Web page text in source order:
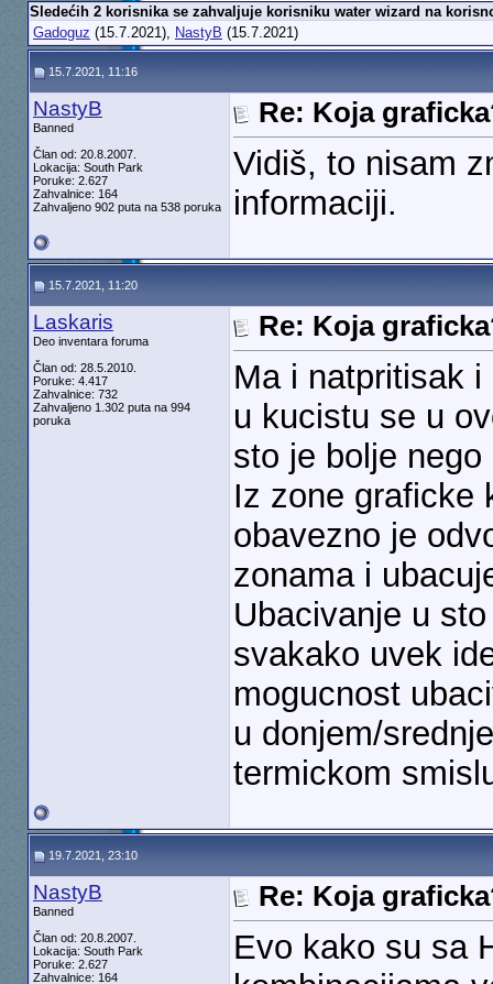
Sledećih 2 korisnika se zahvaljuje korisniku water wizard na
Gadoguz (15.7.2021), NastyB (15.7.2021)
15.7.2021, 11:16
NastyB
Banned
Član od: 20.8.2007.
Lokacija: South Park
Poruke: 2.627
Zahvalnice: 164
Zahvaljeno 902 puta na 538 poruka
Re: Koja
Vidiš, to nisam
informaciji.
15.7.2021, 11:20
Laskaris
Deo inventara foruma
Član od: 28.5.2010.
Poruke: 4.417
Zahvalnice: 732
Zahvaljeno 1.302 puta na 994
poruka
Re: Koja
Ma i natpritisak
u kucistu se u
sto je bolje
Iz zone graficke
obavezno je
zonama i
Ubacivanje u
svakako uvek
mogucnost
u donjem/
termickom
19.7.2021, 23:10
NastyB
Banned
Član od: 20.8.2007.
Lokacija: South Park
Poruke: 2.627
Zahvalnice: 164
Re: Koja
Evo kako su sa